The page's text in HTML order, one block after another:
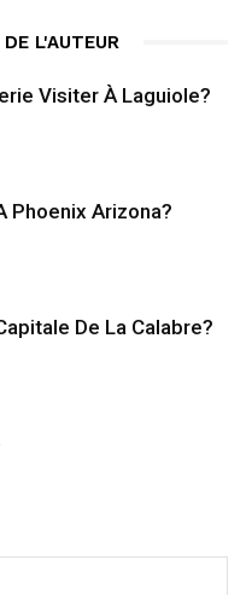
L'AUTEUR
Visiter À Laguiole?
Phoenix Arizona?
De La Calabre?